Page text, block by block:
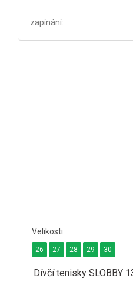
zapínání:
Dívčí tenisky SLOBBY
26 27 28 29 30